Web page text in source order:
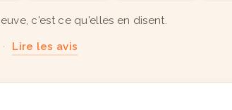
c'est ce qu'elles en disent.
· Lire les avis